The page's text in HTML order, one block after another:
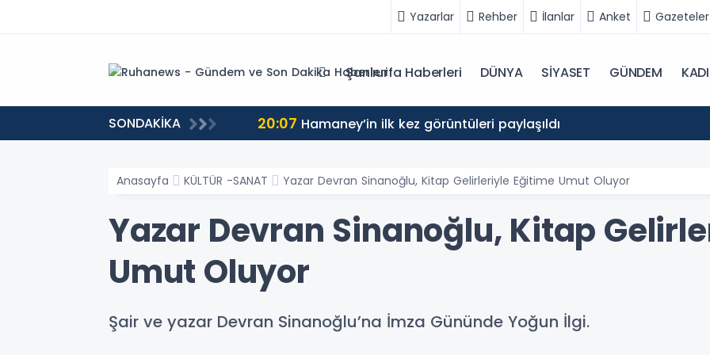
Yazarlar Rehber İlanlar Anket Gazeteler
Şanlıurfa Haberleri DÜNYA SİYASET GÜNDEM
SONDAKİKA 20:07 Hamaney’in ilk kez görüntüleri paylaşıldı
Anasayfa KÜLTÜR -SANAT Yazar Devran Sinanoğlu, Kitap Gelirleriyle Eğitime Umut Oluyor
Yazar Devran Sinanoğlu, Kitap
Umut Oluyor
Şair ve yazar Devran Sinanoğlu’na İmza Gününde Yoğun İlgi.